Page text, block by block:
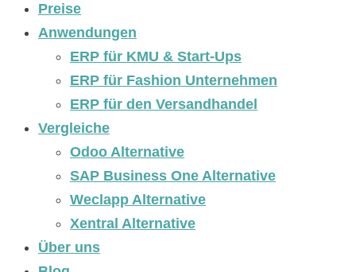
Preise
Anwendungen
ERP für KMU & Start-Ups
ERP für Fashion Unternehmen
ERP für den Versandhandel
Vergleiche
Odoo Alternative
SAP Business One Alternative
Weclapp Alternative
Xentral Alternative
Über uns